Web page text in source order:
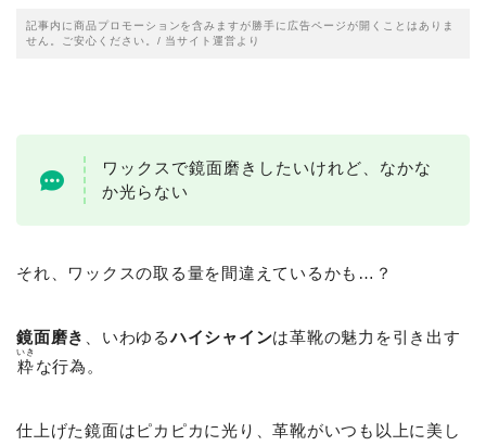
記事内に商品プロモーションを含みますが勝手に広告ページが開くことはありま
せん。ご安心ください。/ 当サイト運営より
ワックスで鏡面磨きしたいけれど、なかな
か光らない
それ、ワックスの取る量を間違えているかも…？
鏡面磨き 、いわゆるハイシャインは革靴の魅力を引き出す
粋
いき
な行為。
仕上げた鏡面はピカピカに光り、革靴がいつも以上に美し